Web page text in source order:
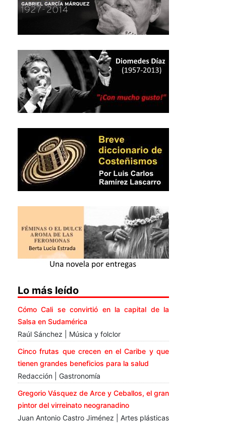
Lo más leído
Cómo Cali se convirtió en la capital de la
Salsa en Sudamérica
Raúl Sánchez | Música y folclor
Cinco frutas que crecen en el Caribe y que
tienen grandes beneficios para la salud
Redacción | Gastronomía
Gregorio Vásquez de Arce y Ceballos, el gran
pintor del virreinato neogranadino
Juan Antonio Castro Jiménez | Artes plásticas